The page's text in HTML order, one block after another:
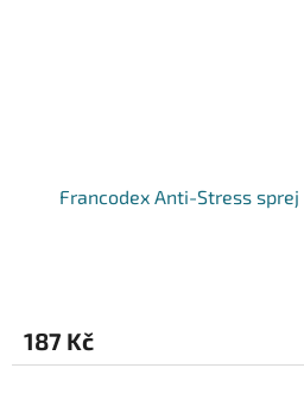
Francodex Anti-Stress
187 Kč